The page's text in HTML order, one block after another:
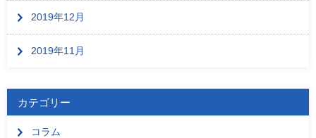
2019年12月
2019年11月
カテゴリー
コラム